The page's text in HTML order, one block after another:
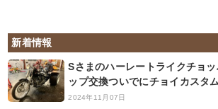
新着情報
Sさまのハーレートライクチョ
ップ交換ついでにチョイカスタ
2024年11月07日